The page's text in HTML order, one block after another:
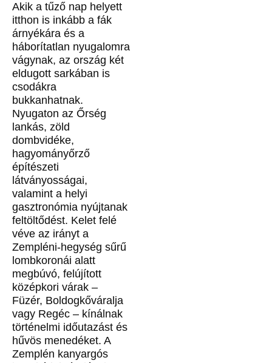
Akik a tűző nap helyett
itthon is inkább a fák
árnyékára és a
háborítatlan nyugalomra
vágynak, az ország két
eldugott sarkában is
csodákra
bukkanhatnak.
Nyugaton az Őrség
lankás, zöld
dombvidéke,
hagyományőrző
építészeti
látványosságai,
valamint a helyi
gasztronómia nyújtanak
feltöltődést. Kelet felé
véve az irányt a
Zempléni-hegység sűrű
lombkoronái alatt
megbúvó, felújított
középkori várak –
Füzér, Boldogkőváralja
vagy Regéc – kínálnak
történelmi időutazást és
hűvös menedéket. A
Zemplén kanyargós